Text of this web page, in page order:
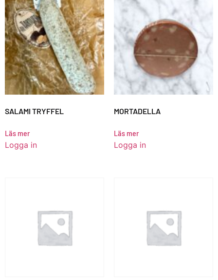
SALAMI TRYFFEL
Läs mer
Logga in
MORTADELLA
Läs mer
Logga in